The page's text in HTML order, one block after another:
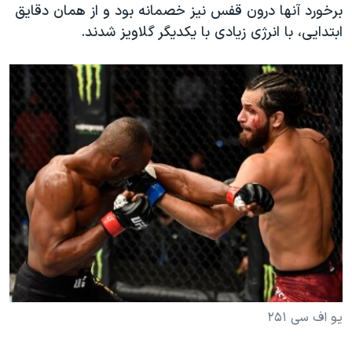
برخورد آنها درون قفس نیز خصمانه بود و از همان دقایق
ابتدایی، با انرژی زیادی با یکدیگر گلاویز شدند.
یو اف سی ۲۵۱